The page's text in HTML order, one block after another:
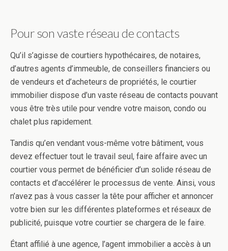
Pour son vaste réseau de contacts
Qu’il s’agisse de courtiers hypothécaires, de notaires,
d’autres agents d’immeuble, de conseillers financiers ou
de vendeurs et d’acheteurs de propriétés, le courtier
immobilier dispose d’un vaste réseau de contacts pouvant
vous être très utile pour vendre votre maison, condo ou
chalet plus rapidement.
Tandis qu’en vendant vous-même votre bâtiment, vous
devez effectuer tout le travail seul, faire affaire avec un
courtier vous permet de bénéficier d’un solide réseau de
contacts et d’accélérer le processus de vente. Ainsi, vous
n’avez pas à vous casser la tête pour afficher et annoncer
votre bien sur les différentes plateformes et réseaux de
publicité, puisque votre courtier se chargera de le faire.
Étant affilié à une agence, l’agent immobilier a accès à un